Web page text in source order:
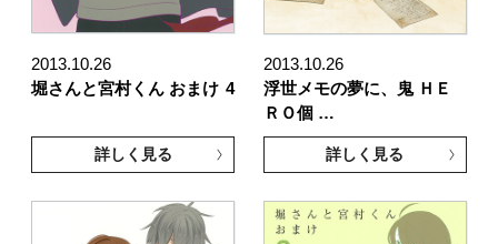
2013.10.26
堀さんと宮村くん おまけ 4
詳しく見る
2013.10.26
浮世メモの夢に、鬼 ＨＥ
ＲＯ個 …
詳しく見る